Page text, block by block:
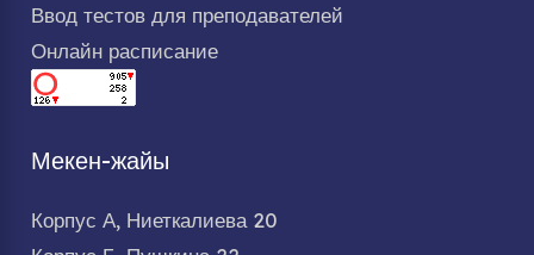
Ввод тестов для преподавателей
Онлайн расписание
Мекен-жайы
Корпус А, Ниеткалиева 20